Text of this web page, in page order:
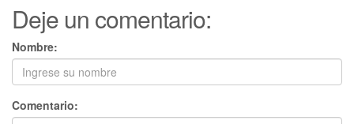
Deje un comentario:
Nombre:
Comentario: